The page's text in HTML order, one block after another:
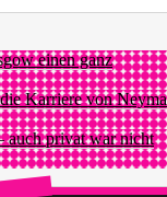
einen ganz
Karriere von
auch privat war nicht